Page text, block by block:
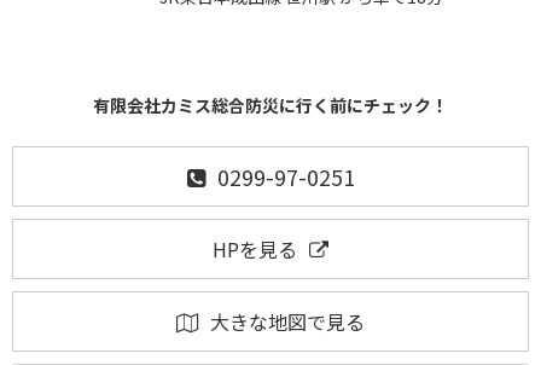
有限会社カミス総合防災に行く前にチェック！
0299-97-0251
HPを見る
大きな地図で見る